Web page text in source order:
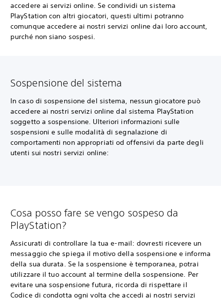
accedere ai servizi online. Se condividi un sistema
PlayStation con altri giocatori, questi ultimi potranno
comunque accedere ai nostri servizi online dai loro account,
purché non siano sospesi.
Sospensione del sistema
In caso di sospensione del sistema, nessun giocatore può
accedere ai nostri servizi online dal sistema PlayStation
soggetto a sospensione. Ulteriori informazioni sulle
sospensioni e sulle modalità di segnalazione di
comportamenti non appropriati od offensivi da parte degli
utenti sui nostri servizi online:
Cosa posso fare se vengo sospeso da
PlayStation?
Assicurati di controllare la tua e-mail: dovresti ricevere un
messaggio che spiega il motivo della sospensione e informa
della sua durata. Se la sospensione è temporanea, potrai
utilizzare il tuo account al termine della sospensione. Per
evitare una sospensione futura, ricorda di rispettare il
Codice di condotta ogni volta che accedi ai nostri servizi